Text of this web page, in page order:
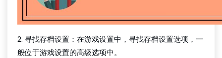
2. 寻找存档设置：在游戏设置中，寻找存档设置选项，一
般位于游戏设置的高级选项中。